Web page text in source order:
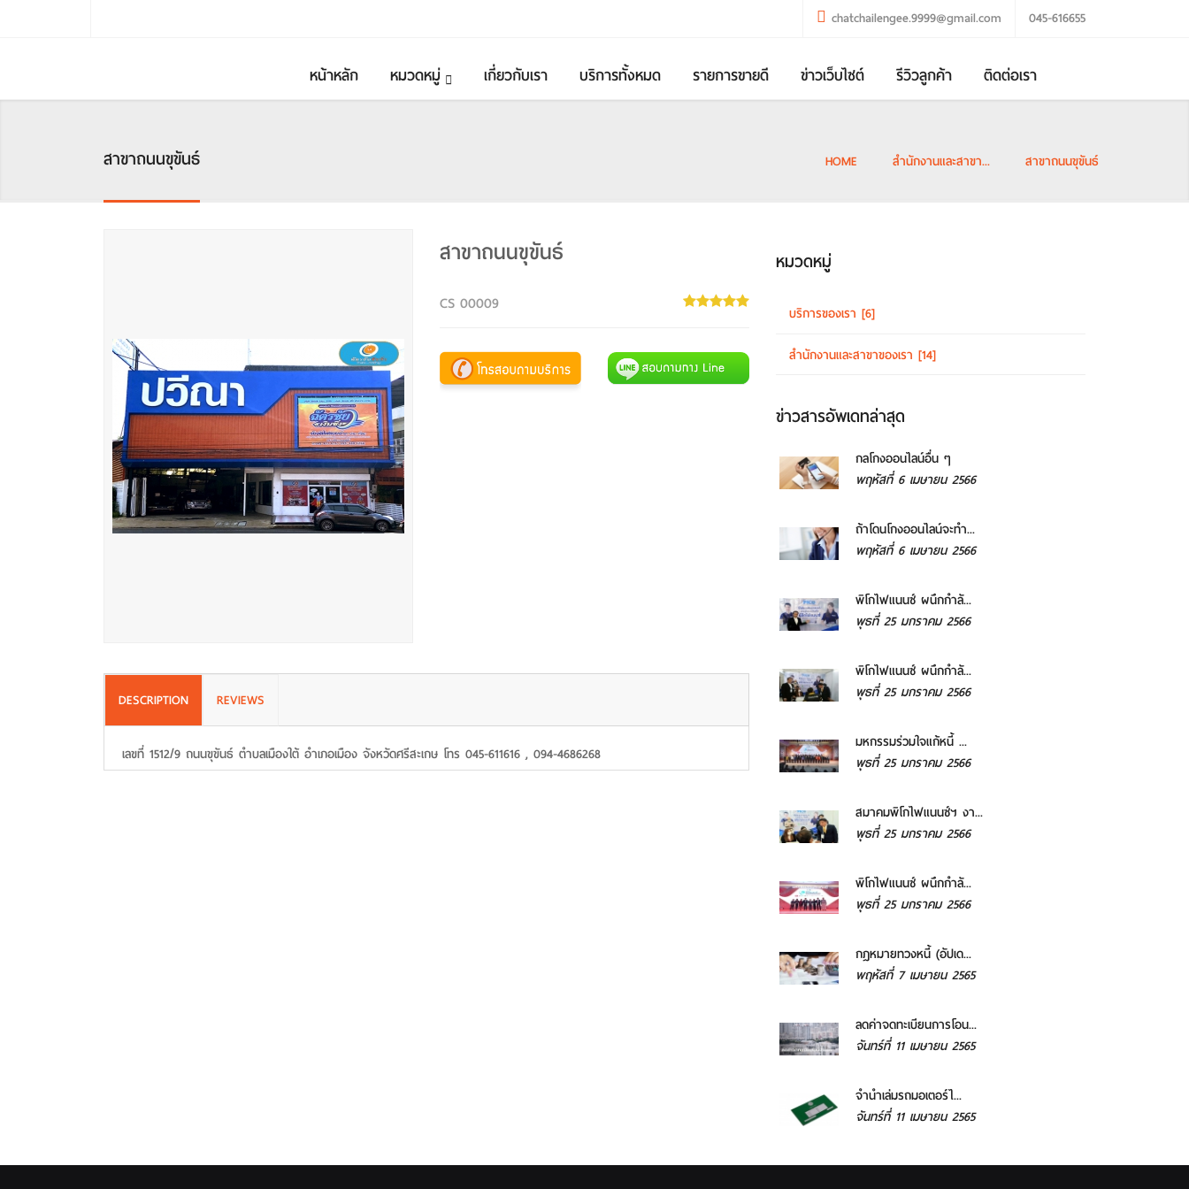
chatchailengee.9999@gmail.com 045-616655
หน้าหลัก หมวดหมู่ เกี่ยวกับเรา บริการทั้งหมด รายการขายดี ข่าวเว็บไซต์ รีวิวลูกค้า ติดต่อเรา
สาขาถนนขุขันธ์ HOME สำนักงานและสาขา... สาขาถนนขุขันธ์
สาขาถนนขุขันธ์
CS 00009
DESCRIPTION REVIEWS
เลขที่ 1512/9 ถนนขุขันธ์ ตำบลเมืองใต้ อำเภอเมือง จังหวัดศรีสะเกษ โทร 045-611616 , 094-4686268
หมวดหมู่
บริการของเรา [6]
สำนักงานและสาขาของเรา [14]
ข่าวสารอัพเดทล่าสุด
กลโกงออนไลน์อื่น ๆ
พฤหัสที่ 6 เมษายน 2566
ถ้าโดนโกงออนไลน์จะทำ...
พฤหัสที่ 6 เมษายน 2566
พิโกไฟแนนซ์ ผนึกกำลั...
พุธที่ 25 มกราคม 2566
พิโกไฟแนนซ์ ผนึกกำลั...
พุธที่ 25 มกราคม 2566
มหกรรมร่วมใจแก้หนี้ ...
พุธที่ 25 มกราคม 2566
สมาคมพิโกไฟแนนซ์ฯ งา...
พุธที่ 25 มกราคม 2566
พิโกไฟแนนซ์ ผนึกกำลั...
พุธที่ 25 มกราคม 2566
กฎหมายทวงหนี้ (อัปเด...
พฤหัสที่ 7 เมษายน 2565
ลดค่าจดทะเบียนการโอน...
จันทร์ที่ 11 เมษายน 2565
จํานําเล่มรถมอเตอร์ไ...
จันทร์ที่ 11 เมษายน 2565